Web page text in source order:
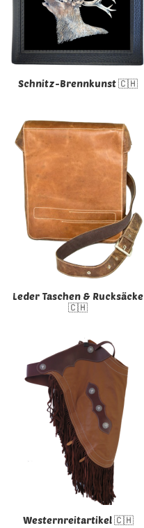
Schnitz-Brennkunst 🇨🇭
Leder Taschen & Rucksäcke
🇨🇭
Westernreitartikel 🇨🇭